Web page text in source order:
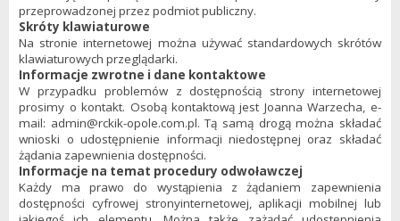
przeprowadzonej przez podmiot publiczny.
Skróty klawiaturowe
Na stronie internetowej można używać standardowych skrótów
klawiaturowych przeglądarki.
Informacje zwrotne i dane kontaktowe
W przypadku problemów z dostępnością strony internetowej
prosimy o kontakt. Osobą kontaktową jest Joanna Warzecha, e-
mail: admin@rckik-opole.com.pl. Tą samą drogą można składać
wnioski o udostępnienie informacji niedostępnej oraz składać
żądania zapewnienia dostępności.
Informacje na temat procedury odwoławczej
Każdy ma prawo do wystąpienia z żądaniem zapewnienia
dostępności cyfrowej stronyinternetowej, aplikacji mobilnej lub